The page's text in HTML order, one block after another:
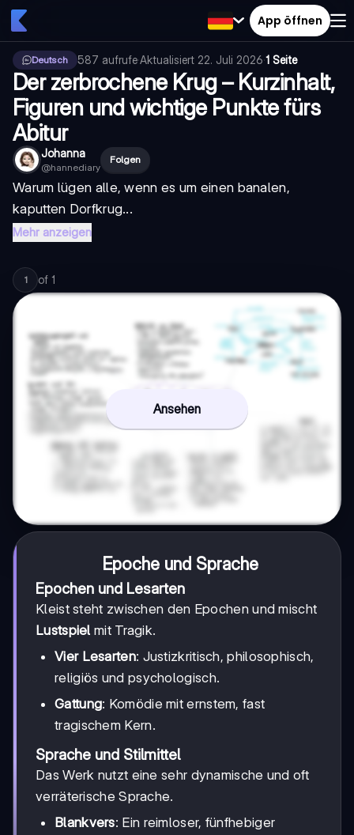
App öffnen
Deutsch 587 aufrufe·Aktualisiert 22. Juli 2026·1 Seite
Der zerbrochene Krug – Kurzinhalt,
Figuren und wichtige Punkte fürs
Abitur
Johanna
@hannediary
Folgen
Warum lügen alle, wenn es um einen banalen,
kaputten Dorfkrug...
Mehr anzeigen
1 of 1
Ansehen
Epoche und Sprache
Epochen und Lesarten
Kleist steht zwischen den Epochen und mischt
Lustspiel mit Tragik.
Vier Lesarten: Justizkritisch, philosophisch,
religiös und psychologisch.
Gattung: Komödie mit ernstem, fast
tragischem Kern.
Sprache und Stilmittel
Das Werk nutzt eine sehr dynamische und oft
verräterische Sprache.
Blankvers: Ein reimloser, fünfhebiger